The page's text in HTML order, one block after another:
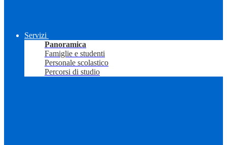
Servizi
Panoramica
Famiglie e studenti
Personale scolastico
Percorsi di studio